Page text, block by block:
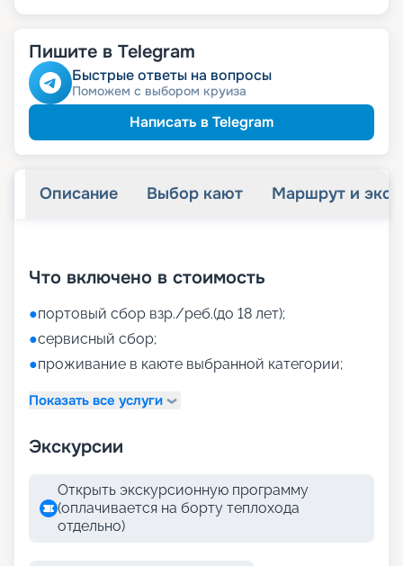
Пишите в Telegram
Быстрые ответы на вопросы
Поможем с выбором круиза
Написать в Telegram
Описание Выбор кают Маршрут и
Что включено в стоимость
●портовый сбор взр./реб.(до 18 лет);
●сервисный сбор;
●проживание в каюте выбранной категории;
Показать все услуги
Экскурсии
Открыть экскурсионную программу
(оплачивается на борту теплохода
отдельно)